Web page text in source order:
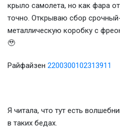
крыло самолета, но как фара
точно. Открываю сбор
металлическую коробку с
🥹
Райфайзен 2200300102313911
Я читала, что тут есть
в таких бедах.